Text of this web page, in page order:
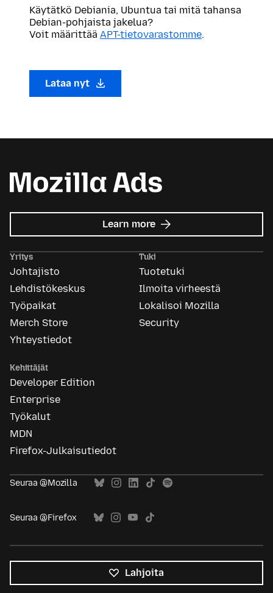
Käytätkö Debiania, Ubuntua tai mitä tahansa
Debian-pohjaista jakelua?
Voit määrittää APT-tietovarastomme.
Lataa nyt
Learn more about
Mozilla
Yritys
Johtajisto
Lehdistökeskus
Työpaikat
Merch Store
Yhteystiedot
Tuki
Tuotetuki
Ilmoita virheestä
Lokalisoi Mozilla
Security
Kehittäjät
Developer Edition
Enterprise
Työkalut
MDN
Firefox-Julkaisutiedot
Seuraa @Mozilla
Seuraa @Firefox
Lahjoita